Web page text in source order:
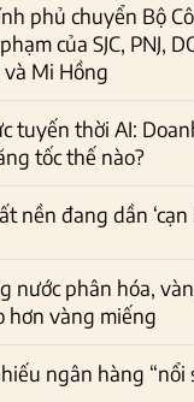
phủ chuyển Bộ
của SJC, PNJ,
Mi Hồng
tuyến thời AI:
tốc thế nào?
nền đang dần ‘cạn
nước phân hóa,
hơn vàng miếng
ngân hàng “nổi